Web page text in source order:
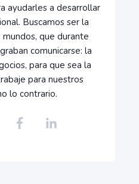
ayudarles a desarrollar
Buscamos ser la
que durante
comunicarse: la
para que sea la
para nuestros
lo contrario.